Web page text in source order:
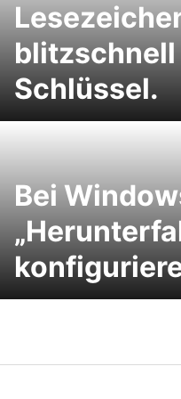
blitzschnell
Schlüssel.
Bei